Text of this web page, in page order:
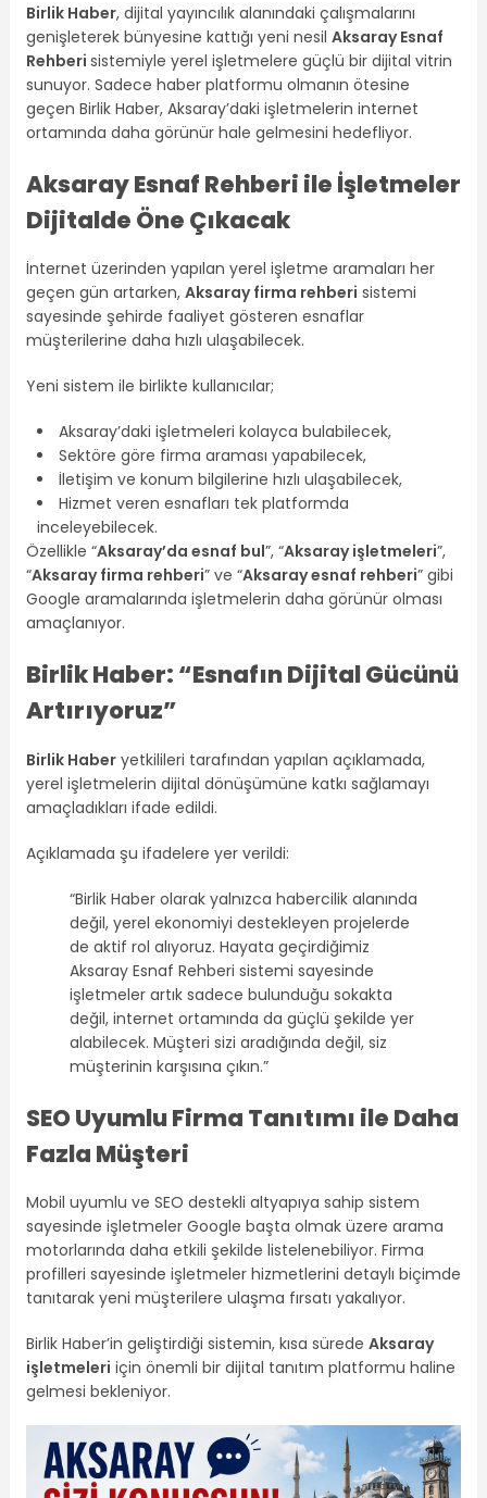
Birlik Haber, dijital yayıncılık alanındaki çalışmalarını
genişleterek bünyesine kattığı yeni nesil Aksaray Esnaf
Rehberi sistemiyle yerel işletmelere güçlü bir dijital vitrin
sunuyor. Sadece haber platformu olmanın ötesine
geçen Birlik Haber, Aksaray’daki işletmelerin internet
ortamında daha görünür hale gelmesini hedefliyor.
Aksaray Esnaf Rehberi ile İşletmeler
Dijitalde Öne Çıkacak
İnternet üzerinden yapılan yerel işletme aramaları her
geçen gün artarken, Aksaray firma rehberi sistemi
sayesinde şehirde faaliyet gösteren esnaflar
müşterilerine daha hızlı ulaşabilecek.
Yeni sistem ile birlikte kullanıcılar;
Aksaray’daki işletmeleri kolayca bulabilecek,
Sektöre göre firma araması yapabilecek,
İletişim ve konum bilgilerine hızlı ulaşabilecek,
Hizmet veren esnafları tek platformda
inceleyebilecek.
Özellikle “Aksaray’da esnaf bul”, “Aksaray işletmeleri”,
“Aksaray firma rehberi” ve “Aksaray esnaf rehberi” gibi
Google aramalarında işletmelerin daha görünür olması
amaçlanıyor.
Birlik Haber: “Esnafın Dijital Gücünü
Artırıyoruz”
Birlik Haberyetkilileri tarafından yapılan açıklamada,
yerel işletmelerin dijital dönüşümüne katkı sağlamayı
amaçladıkları ifade edildi.
Açıklamada şu ifadelere yer verildi:
“Birlik Haber olarak yalnızca habercilik alanında
değil, yerel ekonomiyi destekleyen projelerde
de aktif rol alıyoruz. Hayata geçirdiğimiz
Aksaray Esnaf Rehberi sistemi sayesinde
işletmeler artık sadece bulunduğu sokakta
değil, internet ortamında da güçlü şekilde yer
alabilecek. Müşteri sizi aradığında değil, siz
müşterinin karşısına çıkın.”
SEO Uyumlu Firma Tanıtımı ile Daha
Fazla Müşteri
Mobil uyumlu ve SEO destekli altyapıya sahip sistem
sayesinde işletmeler Google başta olmak üzere arama
motorlarında daha etkili şekilde listelenebiliyor. Firma
profilleri sayesinde işletmeler hizmetlerini detaylı biçimde
tanıtarak yeni müşterilere ulaşma fırsatı yakalıyor.
Birlik Haber’in geliştirdiği sistemin, kısa sürede Aksaray
işletmeleri için önemli bir dijital tanıtım platformu haline
gelmesi bekleniyor.